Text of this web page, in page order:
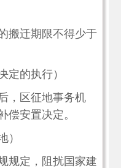
搬迁期限不得少于
定的执行）
，区征地事务机
偿安置决定。
）
规定，阻扰国家建